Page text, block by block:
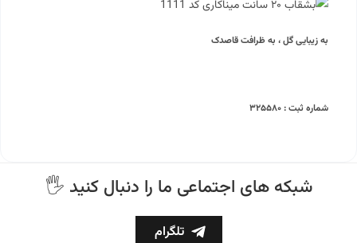
به زیبایی گل ، به ظرافت قاصدک
شماره ثبت : ۳۲۵۵۸۰
🖐 شبکه های اجتماعی ما را دنبال کنید
تلگرام